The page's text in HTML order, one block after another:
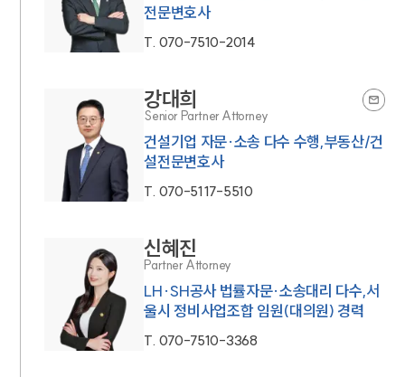
전문변호사
T. 070-7510-2014
강대희
Senior Partner Attorney
건설기업 자문·소송 다수 수행,부동산/건
설전문변호사
T. 070-5117-5510
신혜진
Partner Attorney
LH·SH공사 법률자문·소송대리 다수,서
울시 정비사업조합 임원(대의원) 경력
T. 070-7510-3368